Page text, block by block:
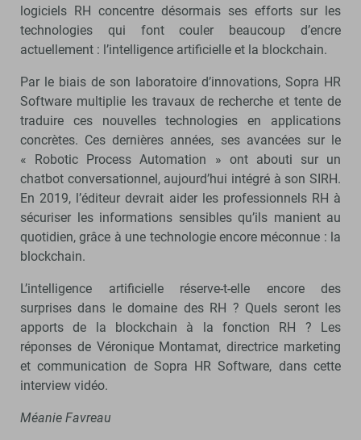
logiciels RH concentre désormais ses efforts sur les
technologies qui font couler beaucoup d’encre
actuellement : l’intelligence artificielle et la blockchain.
Par le biais de son laboratoire d’innovations, Sopra HR
Software multiplie les travaux de recherche et tente de
traduire ces nouvelles technologies en applications
concrètes. Ces dernières années, ses avancées sur le
« Robotic Process Automation » ont abouti sur un
chatbot conversationnel, aujourd’hui intégré à son SIRH.
En 2019, l’éditeur devrait aider les professionnels RH à
sécuriser les informations sensibles qu’ils manient au
quotidien, grâce à une technologie encore méconnue : la
blockchain.
L’intelligence artificielle réserve-t-elle encore des
surprises dans le domaine des RH ? Quels seront les
apports de la blockchain à la fonction RH ? Les
réponses de Véronique Montamat, directrice marketing
et communication de Sopra HR Software, dans cette
interview vidéo.
Méanie Favreau